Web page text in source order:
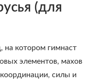
(для
на котором гимнаст
элементов, махов
силы и